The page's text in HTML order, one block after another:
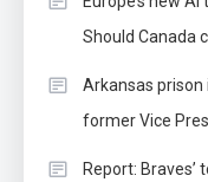
Should Canada
Arkansas
former Vice
Report: Braves’